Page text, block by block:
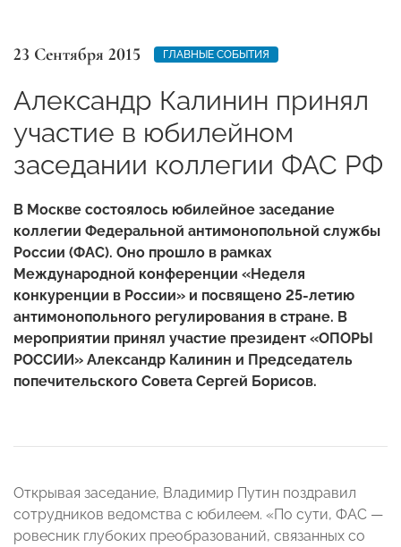
23 Сентября 2015 ГЛАВНЫЕ СОБЫТИЯ
Александр Калинин принял
участие в юбилейном
заседании коллегии ФАС РФ
В Москве состоялось юбилейное заседание
коллегии Федеральной антимонопольной службы
России (ФАС). Оно прошло в рамках
Международной конференции «Неделя
конкуренции в России» и посвящено 25-летию
антимонопольного регулирования в стране. В
мероприятии принял участие президент «ОПОРЫ
РОССИИ» Александр Калинин и Председатель
попечительского Совета Сергей Борисов.
Открывая заседание, Владимир Путин поздравил
сотрудников ведомства с юбилеем. «По сути, ФАС —
ровесник глубоких преобразований, связанных со